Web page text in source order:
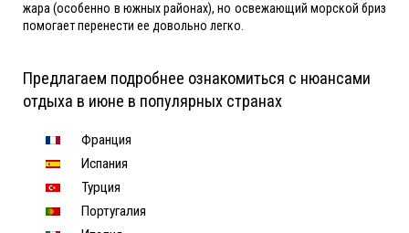
жара (особенно в южных районах), но освежающий морской бриз
помогает перенести ее довольно легко.
Предлагаем подробнее ознакомиться с нюансами
отдыха в июне в популярных странах
Франция
Испания
Турция
Португалия